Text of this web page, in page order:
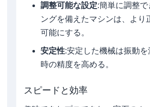
調整可能な設定:簡単に調整で
ングを備えたマシンは、より
可能にする。
安定性:安定した機械は振動
時の精度を高める。
スピードと効率